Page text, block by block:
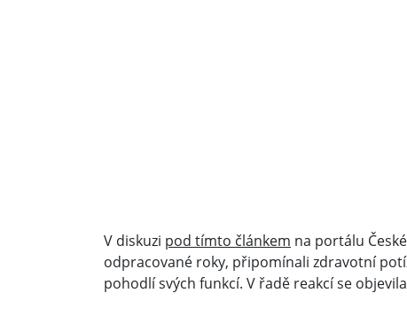
V diskuzi pod tímto článkem na portálu
odpracované roky, připomínali zdravotní
pohodlí svých funkcí. V řadě reakcí se